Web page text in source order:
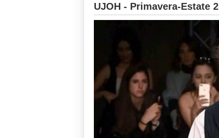
UJOH - Primavera-Estate